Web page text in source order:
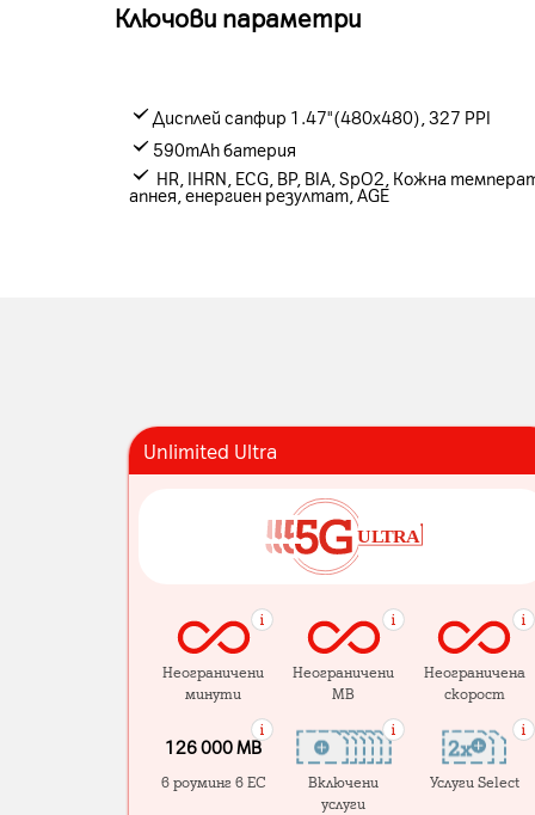
Ключови параметри
Дисплей сапфир 1.47"(480x480), 327 PPI
590mAh батерия
HR, IHRN, ECG, BP, BIA, SpO2, Кожна
апнея, енергиен резултат, AGE
Unlimited Ultra
Неограничени
минути
Неограничени
MB
Неограничена
скорост
126 000 MB
в роуминг в ЕС
Включени
услуги
Услуги Select